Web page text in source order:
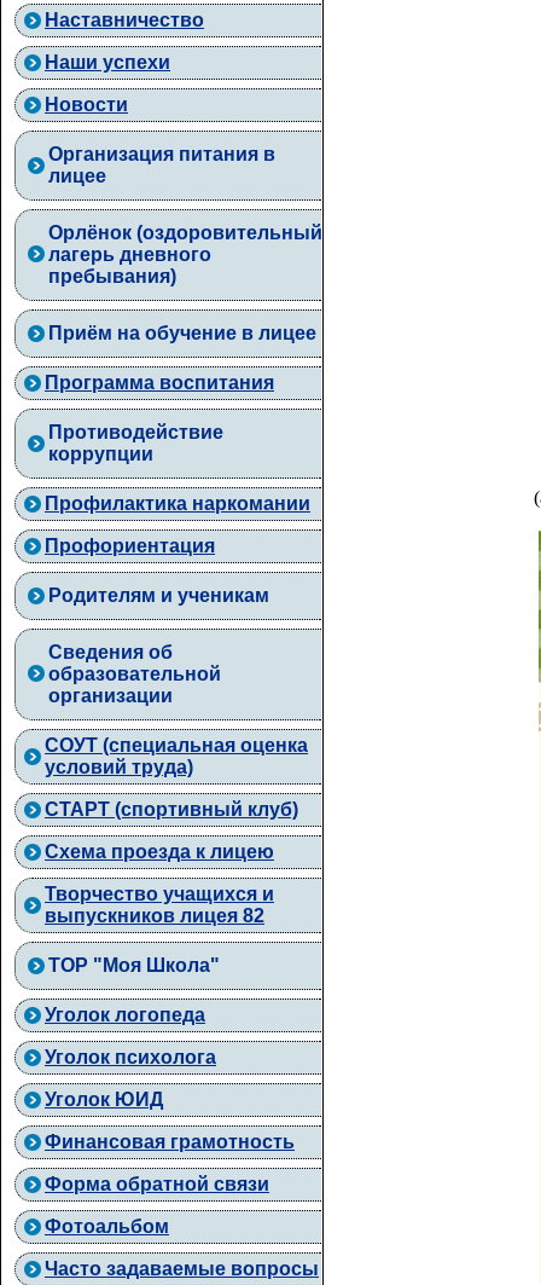
Наставничество
Наши успехи
Новости
Организация питания в
лицее
Орлёнок (оздоровительный
лагерь дневного
пребывания)
Приём на обучение в лицее
Программа воспитания
Противодействие
коррупции
Профилактика наркомании
Профориентация
Родителям и ученикам
Сведения об
образовательной
организации
СОУТ (специальная оценка
условий труда)
СТАРТ (спортивный клуб)
Схема проезда к лицею
Творчество учащихся и
выпускников лицея 82
ТОР "Моя Школа"
Уголок логопеда
Уголок психолога
Уголок ЮИД
Финансовая грамотность
Форма обратной связи
Фотоальбом
Часто задаваемые вопросы